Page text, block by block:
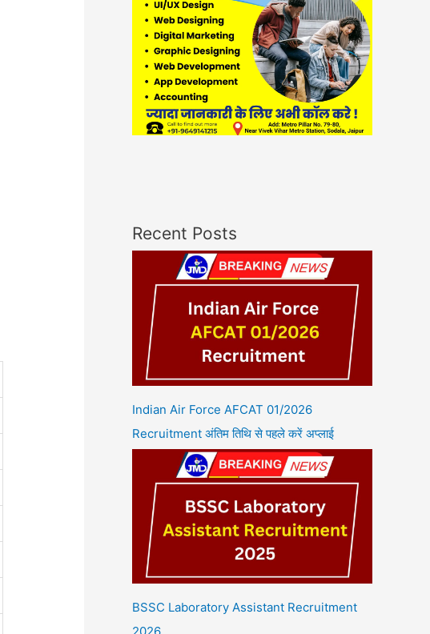
Recent Posts
Indian Air Force AFCAT 01/2026
Recruitment अंतिम तिथि से पहले करें अप्लाई
BSSC Laboratory Assistant Recruitment